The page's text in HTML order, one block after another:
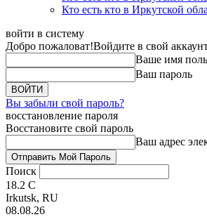
Кто есть кто в Иркутской
войти в систему
Добро пожаловат!Войдите в свой
Ваше имя
Ваш пароль
Вы забыли свой пароль?
восстановление пароля
Восстановите свой пароль
Ваш адрес
Поиск
18.2 C
Irkutsk, RU
08.08.26